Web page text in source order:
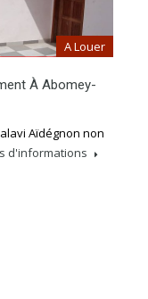
A Louer
À Abomey-
Aïdégnon non
d'informations